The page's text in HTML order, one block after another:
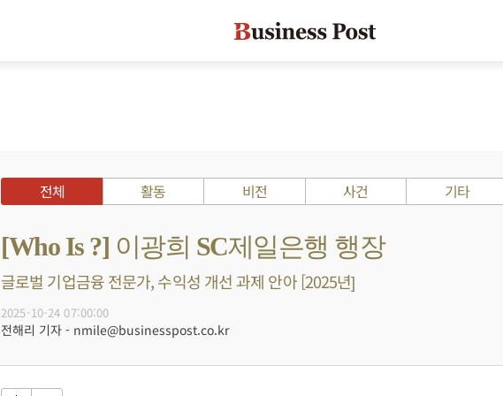
전체 활동 비전 사건 기타
[Who Is ?] 이광희 SC제일은행 행장
글로벌 기업금융 전문가, 수익성 개선 과제 안아 [2025년]
2025-10-24 07:00:00
전해리 기자 - nmile@businesspost.co.kr